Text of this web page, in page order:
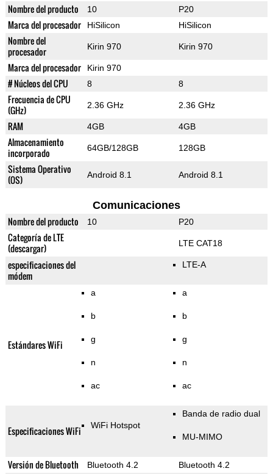
Nombre del producto 10 P20
Marca del procesador HiSilicon HiSilicon
Nombre del
procesador
Kirin 970 Kirin 970
Marca del procesador Kirin 970
# Núcleos del CPU 8 8
Frecuencia de CPU
(GHz)
2.36 GHz 2.36 GHz
RAM 4GB 4GB
Almacenamiento
incorporado
64GB/128GB 128GB
Sistema Operativo
(OS)
Android 8.1 Android 8.1
Comunicaciones
Nombre del producto 10 P20
Categoría de LTE
(descargar)
LTE CAT18
especificaciones del
módem
LTE-A
Estándares WiFi
a
b
g
n
ac
a
b
g
n
ac
Especificaciones WiFi WiFi Hotspot
Banda de radio dual
MU-MIMO
Versión de Bluetooth Bluetooth 4.2 Bluetooth 4.2